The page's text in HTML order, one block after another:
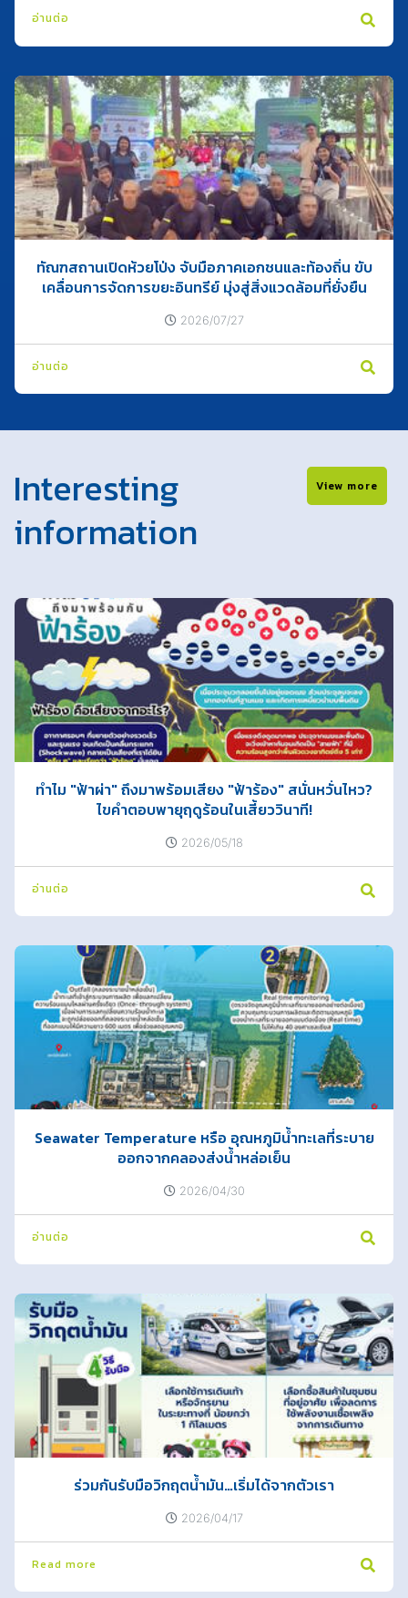
อ่านต่อ
ทัณฑสถานเปิดห้วยโป่ง จับมือภาคเอกชนและท้องถิ่น ขับ
เคลื่อนการจัดการขยะอินทรีย์ มุ่งสู่สิ่งแวดล้อมที่ยั่งยืน
2026/07/27
อ่านต่อ
Interesting
information
View more
ทำไม "ฟ้าผ่า" ถึงมาพร้อมเสียง "ฟ้าร้อง" สนั่นหวั่นไหว?
ไขคำตอบพายุฤดูร้อนในเสี้ยววินาที!
2026/05/18
อ่านต่อ
Seawater Temperature หรือ อุณหภูมิน้ำทะเลที่ระบาย
ออกจากคลองส่งน้ำหล่อเย็น
2026/04/30
อ่านต่อ
ร่วมกันรับมือวิกฤตน้ำมัน…เริ่มได้จากตัวเรา
2026/04/17
Read more